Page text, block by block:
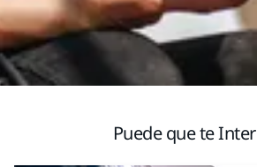
Puede que te